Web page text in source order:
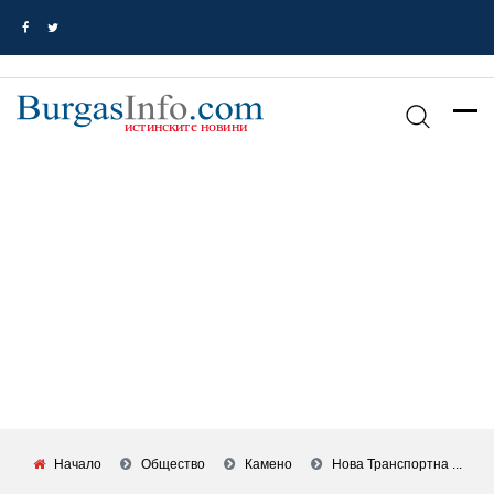
Начало Общество Камено Нова Транспортна ...